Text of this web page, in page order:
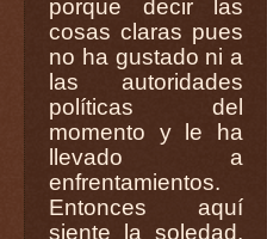
porque decir las
cosas claras pues
no ha gustado ni a
las autoridades
políticas del
momento y le ha
llevado a
enfrentamientos.
Entonces aquí
siente la soledad,